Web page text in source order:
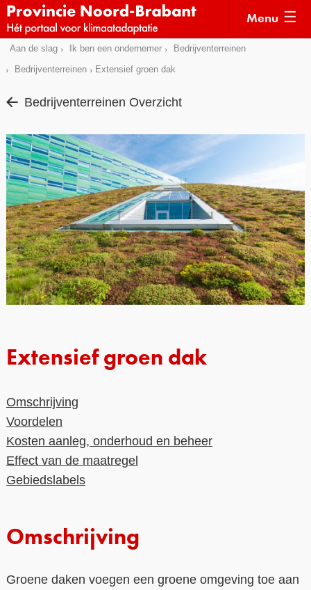
Sla
links
Direct
het
menu
Direct
naar
de
pagina
inhoud
Menu
Aan de slag Ik ben een ondernemer
Bedrijventerreinen
Bedrijventerreinen
Extensief groen dak
Bedrijventerreinen Overzicht
Extensief groen dak
Omschrijving
Voordelen
Kosten aanleg, onderhoud en beheer
Effect van de maatregel
Gebiedslabels
Omschrijving
Groene daken voegen een groene omgeving toe aan
Actueel
Kennisdossiers
Hulpmiddelen
Voorbeelden
Subsidies
Monitoring
Over ons